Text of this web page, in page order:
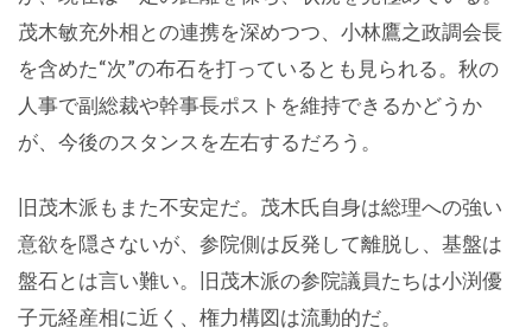
茂木敏充外相との連携を深めつつ、小林鷹之政調会長
を含めた“次”の布石を打っているとも見られる。秋の
人事で副総裁や幹事長ポストを維持できるかどうか
が、今後のスタンスを左右するだろう。
旧茂木派もまた不安定だ。茂木氏自身は総理への強い
意欲を隠さないが、参院側は反発して離脱し、基盤は
盤石とは言い難い。旧茂木派の参院議員たちは小渕優
子元経産相に近く、権力構図は流動的だ。